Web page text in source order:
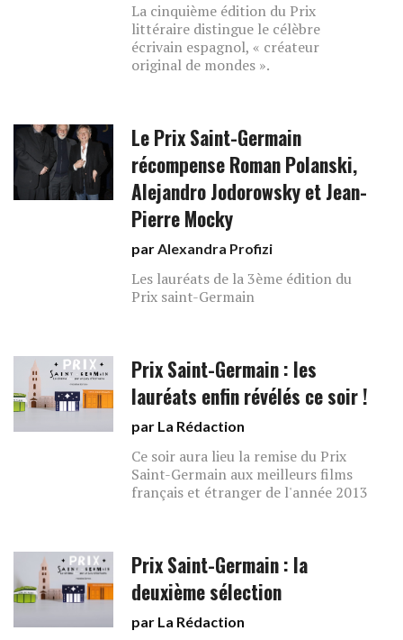
La cinquième édition du Prix
littéraire distingue le célèbre
écrivain espagnol, « créateur
original de mondes ».
Le Prix Saint-Germain
récompense Roman Polanski,
Alejandro Jodorowsky et Jean-
Pierre Mocky
parAlexandra Profizi
Les lauréats de la 3ème édition du
Prix saint-Germain
Prix Saint-Germain : les
lauréats enfin révélés ce soir !
par La Rédaction
Ce soir aura lieu la remise du Prix
Saint-Germain aux meilleurs films
français et étranger de l'année 2013
Prix Saint-Germain : la
deuxième sélection
par La Rédaction